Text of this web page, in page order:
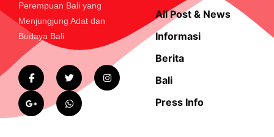
Perempuan Bali yang
Menjungjung Adat dan
Budaya Bali
All Post & News
Informasi
Berita
Bali
Press Info